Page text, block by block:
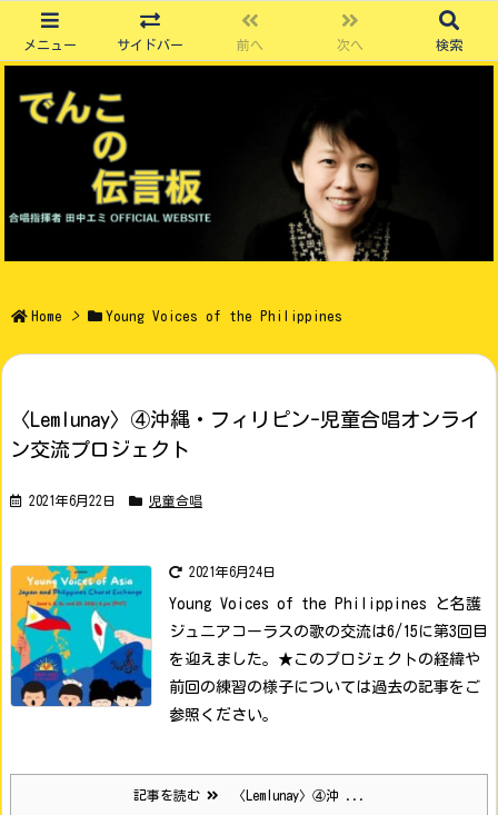
メニュー サイドバー 前へ 次へ 検索
Home > Young Voices of the Philippines
〈Lemlunay〉④沖縄・フィリピン-児童合唱オンライ
ン交流プロジェクト
2021年6月22日 児童合唱
2021年6月24日
Young Voices of the Philippines と名護
ジュニアコーラスの歌の交流は6/15に第3回目
を迎えました。 ★このプロジェクトの経緯や
前回の練習の様子については過去の記事をご
参照ください。
記事を読む 〈Lemlunay〉④沖 ...